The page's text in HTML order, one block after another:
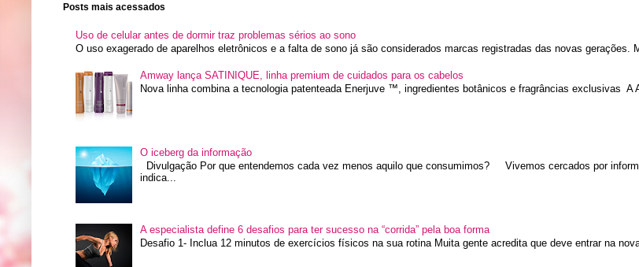
Posts mais acessados
Uso de celular antes de dormir traz problemas sérios ao sono
O uso exagerado de aparelhos eletrônicos e a falta de sono já são considerados marcas registradas das novas gerações.
Amway lança SATINIQUE, linha premium de cuidados para os cabelos
Nova linha combina a tecnologia patenteada Enerjuve ™, ingredientes botânicos e fragrâncias exclusivas A
O iceberg da informação
Divulgação Por que entendemos cada vez menos aquilo que consumimos? Vivemos cercados por
indica...
A especialista define 6 desafios para ter sucesso na “corrida” pela boa forma
Desafio 1- Inclua 12 minutos de exercícios físicos na sua rotina Muita gente acredita que deve entrar na